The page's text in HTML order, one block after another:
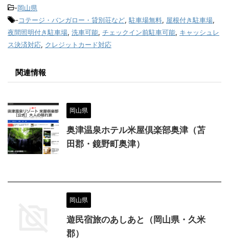
-岡山県
-コテージ・バンガロー・貸別荘など, 駐車場無料, 屋根付き駐車場,
夜間照明付き駐車場, 洗車可能, チェックイン前駐車可能, キャッシュレ
ス決済対応, クレジットカード対応
関連情報
岡山県
奥津温泉ホテル米屋倶楽部奥津（苫
田郡・鏡野町奥津）
岡山県
遊民宿旅のあしあと（岡山県・久米
郡）